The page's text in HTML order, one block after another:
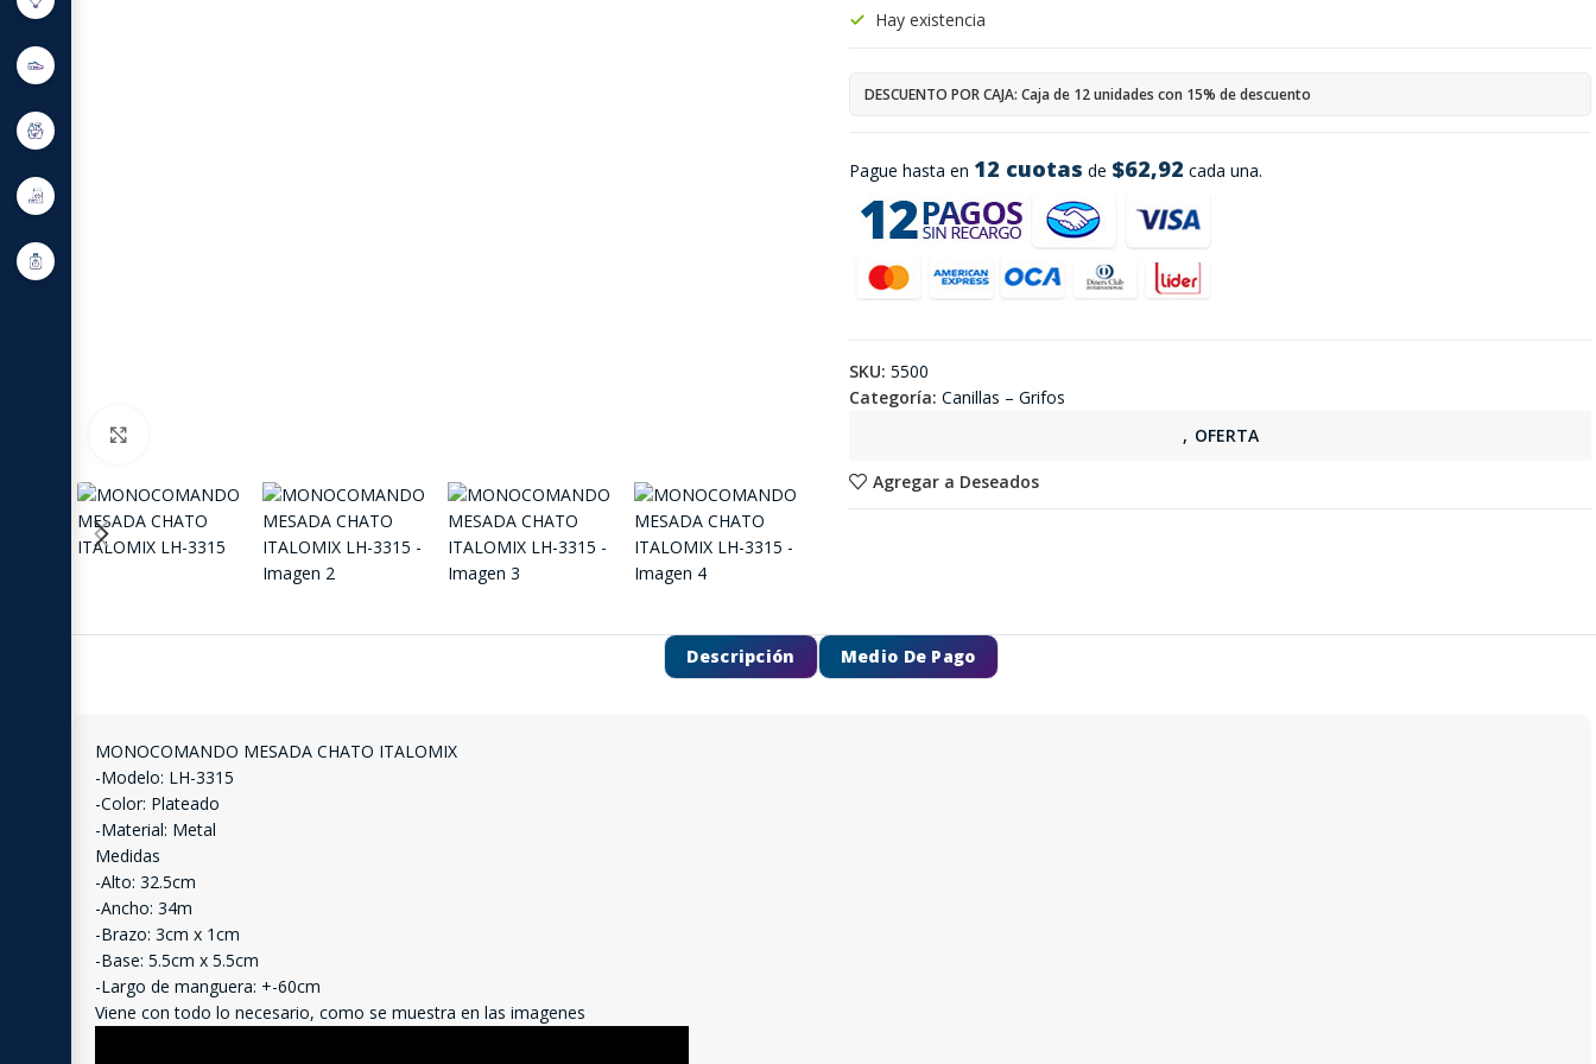
Pague hasta en 12 cuotas de $62,92 cada una.
Hay existencia
DESCUENTO POR CAJA: Caja de 12 unidades con 15% de descuento
Agregar a Deseados
SKU: 5500
Categoría: Canillas – Grifos
, OFERTA
Descripción Medio De Pago
MONOCOMANDO MESADA CHATO ITALOMIX
-Modelo: LH-3315
-Color: Plateado
-Material: Metal
Medidas
-Alto: 32.5cm
-Ancho: 34m
-Brazo: 3cm x 1cm
-Base: 5.5cm x 5.5cm
-Largo de manguera: +-60cm
Viene con todo lo necesario, como se muestra en las imagenes